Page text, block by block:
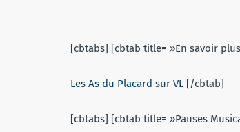
[cbtabs] [cbtab title= »En savoir
Les As du Placard sur VL [/cbtab]
[cbtabs] [cbtab title= »Pauses